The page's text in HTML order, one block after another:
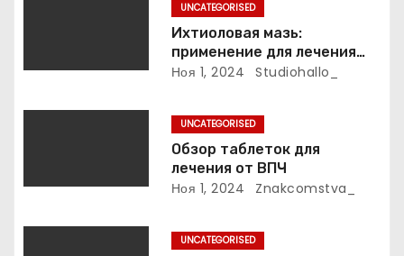
UNCATEGORISED
Ихтиоловая мазь:
применение для лечения
фурункулов
Ноя 1, 2024 Studiohallo_
UNCATEGORISED
Обзор таблеток для
лечения от ВПЧ
Ноя 1, 2024 Znakcomstva_
UNCATEGORISED